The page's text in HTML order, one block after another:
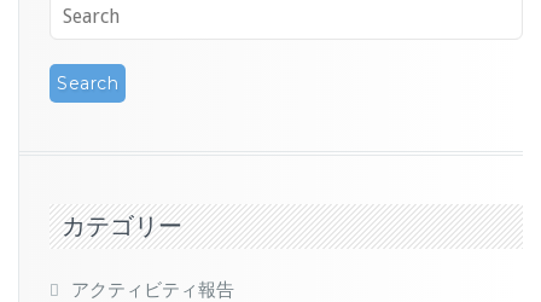
カテゴリー
アクティビティ報告